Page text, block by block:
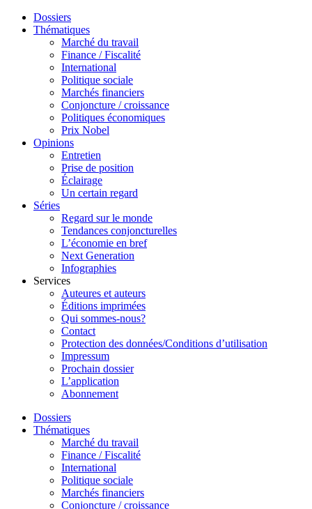
Dossiers
Thématiques
Marché du travail
Finance / Fiscalité
International
Politique sociale
Marchés financiers
Conjoncture / croissance
Politiques économiques
Prix Nobel
Opinions
Entretien
Prise de position
Éclairage
Un certain regard
Séries
Regard sur le monde
Tendances conjoncturelles
L’économie en bref
Next Generation
Infographies
Services
Auteures et auteurs
Éditions imprimées
Qui sommes-nous?
Contact
Protection des données/Conditions d’utilisation
Impressum
Prochain dossier
L’application
Abonnement
Dossiers
Thématiques
Marché du travail
Finance / Fiscalité
International
Politique sociale
Marchés financiers
Conjoncture / croissance